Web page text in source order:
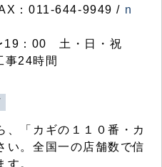
：011-644-9949 / n
19：00 土・日・祝
24時間
、「カギの１１０番・カ
い。全国一の店舗数で信
す。